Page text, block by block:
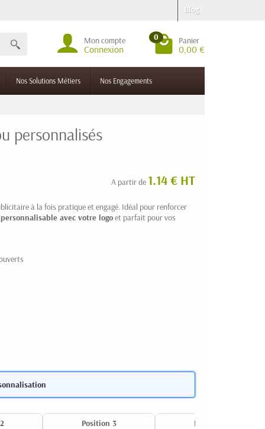
Blog
Mon compte
Connexion
0 Panier
0,00 €
Nos Solutions Métiers Nos Engagements
personnalisés
A partir de 1.14 € HT
à la fois pratique et engagé. Idéal pour renforcer
personnalisable avec votre logoet parfait pour vos
Position 3 Position 4